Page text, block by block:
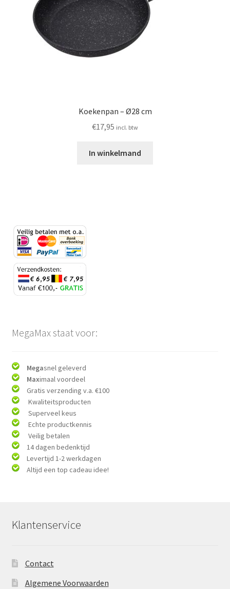
Koekenpan – Ø28 cm
€17,95 incl. btw
In winkelmand
MegaMax staat voor:
Megasnel geleverd
Maximaal voordeel
Gratis verzending v.a. €100
Kwaliteitsproducten
Superveel keus
Echte productkennis
Veilig betalen
14 dagen bedenktijd
Levertijd 1-2 werkdagen
Altijd een top cadeau idee!
Klantenservice
Contact
Algemene Voorwaarden